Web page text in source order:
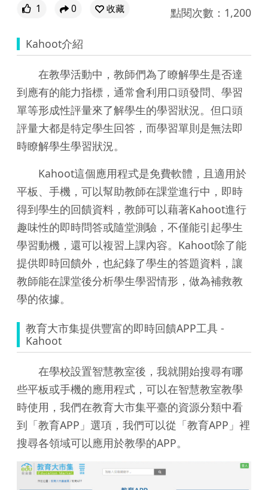
1 0 收藏 點閱次數：1,200
Kahoot介紹
在教學活動中，教師們為了瞭解學生是否達
到應有的能力指標，通常會利用口頭發問、學習
單等形成性評量來了解學生的學習狀況。但口頭
評量大都是特定學生回答，而學習單則是無法即
時瞭解學生學習狀況。
Kahoot這個應用程式是免費軟體，且適用於
平板、手機，可以幫助教師在課堂進行中，即時
得到學生的回饋資料，教師可以藉著Kahoot進行
趣味性的即時問答或隨堂測驗，不僅能引起學生
學習動機，還可以複習上課內容。Kahoot除了能
提供即時回饋外，也紀錄了學生的答題資料，讓
教師能在課堂後分析學生學習情形，做為補救教
學的依據。
教育大市集提供豐富的即時回饋APP工具 -
Kahoot
在學校設置智慧教室後，我就開始搜尋有哪
些平板或手機的應用程式，可以在智慧教室教學
時使用，我們在教育大市集平臺的資源分類中看
到「教育APP」選項，我們可以從「教育APP」裡
搜尋各領域可以應用於教學的APP。